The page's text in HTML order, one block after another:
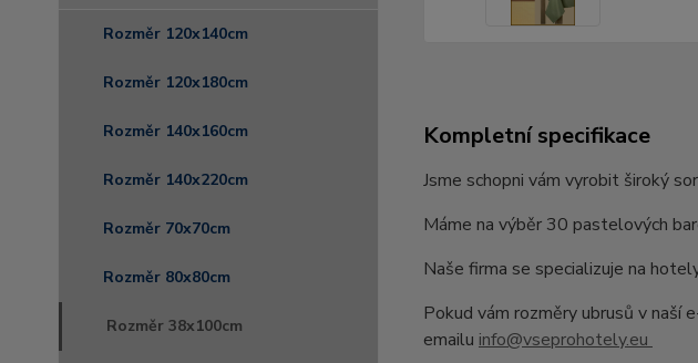
Rozměr 120x140cm
Rozměr 120x180cm
Rozměr 140x160cm
Rozměr 140x220cm
Rozměr 70x70cm
Rozměr 80x80cm
Rozměr 38x100cm
Kompletní specifikace
Jsme schopni vám vyrobit široký
Máme na výběr 30 pastelových
Naše firma se specializuje na
Pokud vám rozměry ubrusů v naší
emailu info@vseprohotely.eu